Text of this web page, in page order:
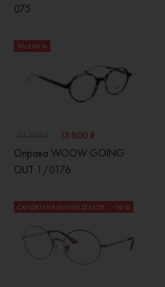
075
SALE 60 %
13 800 ₽
Оправа WOOW GOING
OUT 1/0176
СКИДКИ НА ЛИНЗЫ ДО 45% - 20 %